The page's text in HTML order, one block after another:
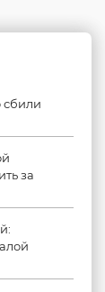
сбили
за